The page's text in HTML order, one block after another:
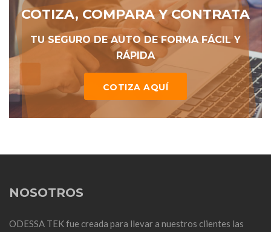
COTIZA, COMPARA Y CONTRATA
TU SEGURO DE AUTO DE FORMA FÁCIL Y
RÁPIDA
COTIZA AQUÍ
NOSOTROS
ODESSA TEK fue creada para llevar a nuestros clientes las